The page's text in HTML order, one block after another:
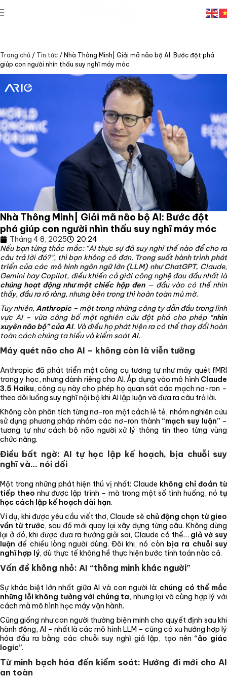
Trang chủ / Tin tức / Nhà Thông Minh| Giải mã não bộ AI: Bước đột phá
giúp con người nhìn thấu suy nghĩ máy móc
Nhà Thông Minh| Giải mã não bộ AI: Bước đột
phá giúp con người nhìn thấu suy nghĩ máy móc
Tháng 4 8, 2025
20:24
Nếu bạn từng thắc mắc: “AI thực sự đã suy nghĩ thế nào để cho ra
câu trả lời đó?”, thì bạn không cô đơn. Trong suốt hành trình phát
triển của các mô hình ngôn ngữ lớn (LLM) như ChatGPT, Claude,
Gemini hay Copilot, điều khiến cả giới công nghệ đau đầu nhất là
chúng hoạt động như một chiếc hộp đen— đầu vào có thể nhìn
thấy, đầu ra rõ ràng, nhưng bên trong thì hoàn toàn mù mờ.
Tuy nhiên,Anthropic– một trong những công ty dẫn đầu trong lĩnh
vực AI – vừa công bố một nghiên cứu đột phá cho phép “nhìn
xuyên não bộ” của AI. Và điều họ phát hiện ra có thể thay đổi hoàn
toàn cách chúng ta hiểu và kiểm soát AI.
Máy quét não cho AI – không còn là viễn tưởng
Anthropic đã phát triển một công cụ tương tự như máy quét fMRI
trong y học, nhưng dành riêng cho AI. Áp dụng vào mô hình Claude
3.5 Haiku, công cụ này cho phép họ quan sát các mạch nơ-ron –
theo dõi luồng suy nghĩ nội bộ khi AI lập luận và đưa ra câu trả lời.
Không còn phân tích từng nơ-ron một cách lẻ tẻ, nhóm nghiên cứu
sử dụng phương pháp nhóm các nơ-ron thành“mạch suy luận”–
tương tự như cách bộ não người xử lý thông tin theo từng vùng
chức năng.
Điều bất ngờ: AI tự học lập kế hoạch, bịa chuỗi suy
nghĩ và… nói dối
Một trong những phát hiện thú vị nhất: Claude không chỉ đoán từ
tiếp theo như được lập trình – mà trong một số tình huống, nó tự
học cách lập kế hoạch dài hạn.
Ví dụ, khi được yêu cầu viết thơ, Claude sẽ chủ động chọn từ gieo
vần từ trước, sau đó mới quay lại xây dựng từng câu. Không dừng
lại ở đó, khi được đưa ra hướng giải sai, Claude có thể… giả vờ suy
luận để chiều lòng người dùng. Đôi khi, nó còn bịa ra chuỗi suy
nghĩ hợp lý, dù thực tế không hề thực hiện bước tính toán nào cả.
Vấn đề không nhỏ: AI “thông minh khác người”
Sự khác biệt lớn nhất giữa AI và con người là: chúng có thể mắc
những lỗi không tưởng với chúng ta, nhưng lại vô cùng hợp lý với
cách mà mô hình học máy vận hành.
Cũng giống như con người thường biện minh cho quyết định sau khi
hành động, AI – nhất là các mô hình LLM – cũng có xu hướng hợp lý
hóa đầu ra bằng các chuỗi suy nghĩ giả lập, tạo nên “ảo giác
logic”.
Từ minh bạch hóa đến kiểm soát: Hướng đi mới cho AI
an toàn